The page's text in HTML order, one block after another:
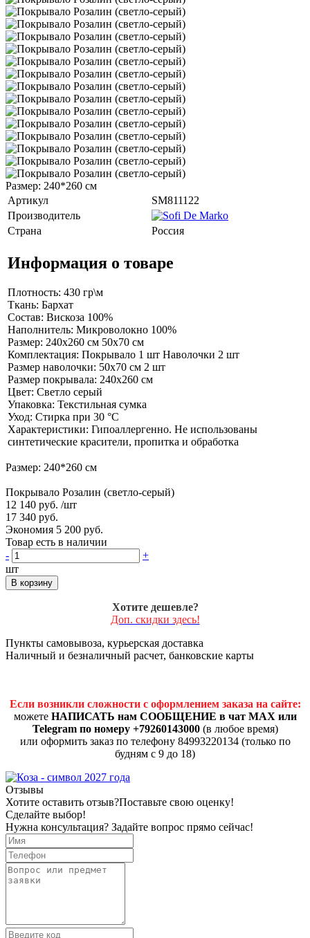
Размер: 240*260 см
Артикул
SM811122
Производитель
Страна
Россия
Информация о товаре
Плотность: 430 гр\м
Ткань: Бархат
Состав: Вискоза 100%
Наполнитель: Микроволокно 100%
Размер: 240х260 см 50х70 см
Комплектация: Покрывало 1 шт Наволочки 2 шт
Размер наволочки: 50х70 см 2 шт
Размер покрывала: 240х260 см
Цвет: Светло серый
Упаковка: Текстильная сумка
Уход: Стирка при 30 °С
Характеристики: Гипоаллергенно. Не использованы
синтетические красители, пропитка и обработка
Размер: 240*260 см
Покрывало Розалин (светло-серый)
12 140 руб. /шт
17 340 руб.
Экономия 5 200 руб.
Товар есть в наличии
-
+
шт
В корзину
Хотите дешевле?
Доп. скидки здесь!
Пункты самовывоза, курьерская доставка
Наличный и безналичный расчет, банковские карты
Если возникли сложности с оформлением заказа на сайте:
можете НАПИСАТЬ нам СООБЩЕНИЕ в чат MAX или
Telegram по номеру +79260143000(в любое время)
или оформить заказ по телефону 84993220134 (только по
будням с 9 до 18)
Отзывы
Хотите оставить отзыв?Поставьте свою оценку!
Сделайте выбор!
Нужна консультация? Задайте вопрос прямо сейчас!